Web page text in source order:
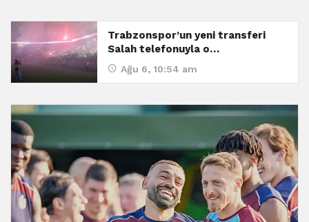
Trabzonspor’un yeni transferi
Salah telefonuyla o…
Ağu 6, 10:54 am